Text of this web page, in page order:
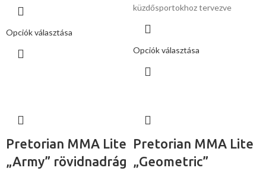
Opciók választása
küzdősportokhoz tervezve
Opciók választása
Pretorian MMA Lite
„Army” rövidnadrág
Pretorian MMA Lite
„Geometric”